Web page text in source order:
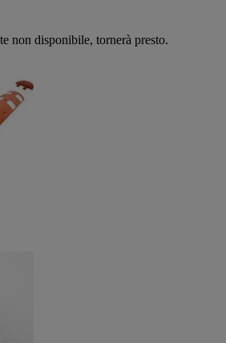
non disponibile, tornerà presto.